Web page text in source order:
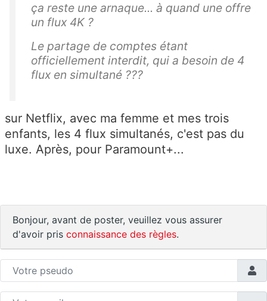
ça reste une arnaque... à quand une offre
un flux 4K ?
Le partage de comptes étant
officiellement interdit, qui a besoin de 4
flux en simultané ???
sur Netflix, avec ma femme et mes trois
enfants, les 4 flux simultanés, c'est pas du
luxe. Après, pour Paramount+...
Bonjour, avant de poster, veuillez vous assurer
d'avoir pris connaissance des règles.